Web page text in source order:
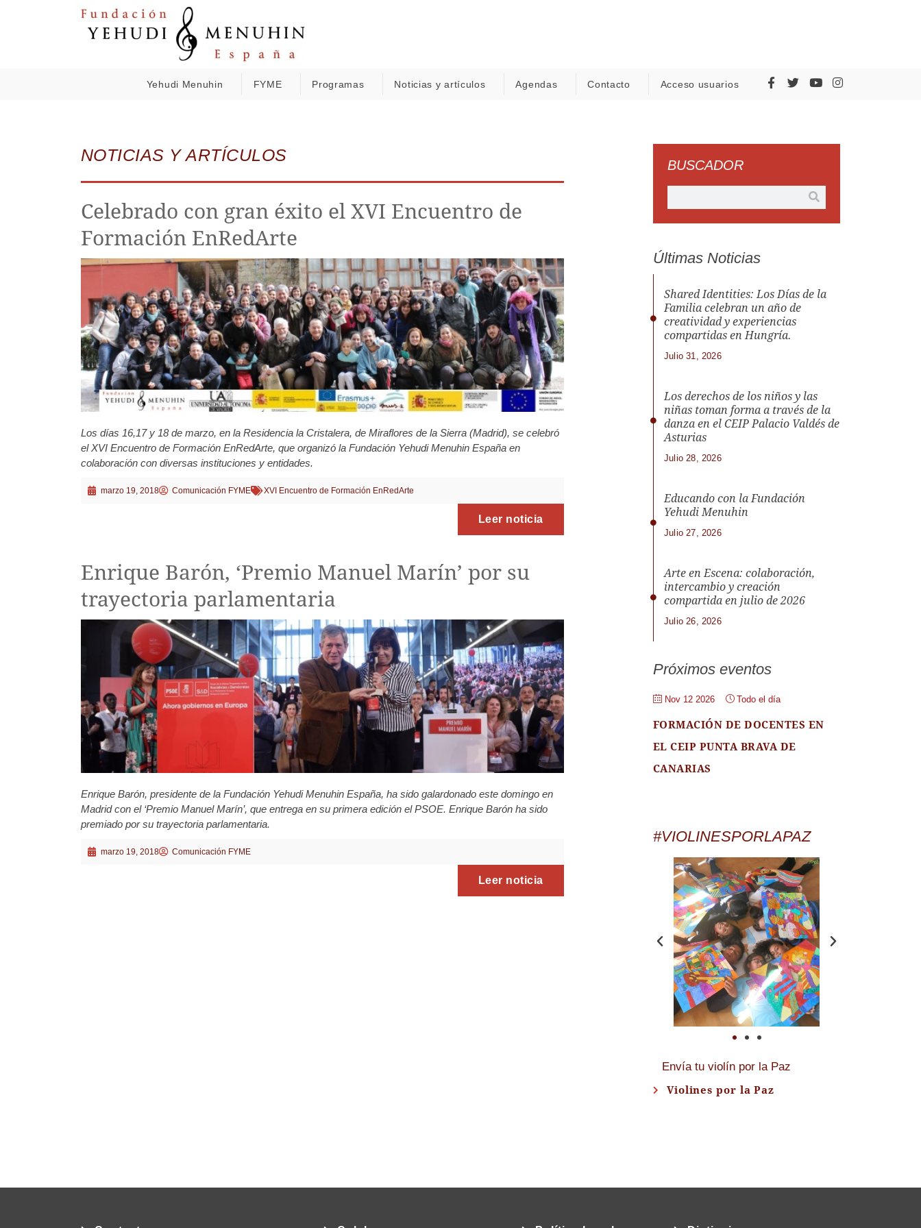
Yehudi Menuhin FYME Programas Noticias y artículos Agendas Contacto Acceso usuarios
NOTICIAS Y ARTÍCULOS
Celebrado con gran éxito el XVI Encuentro de
Formación EnRedArte
Los días 16,17 y 18 de marzo, en la Residencia la Cristalera, de Miraflores de la Sierra (Madrid), se celebró
el XVI Encuentro de Formación EnRedArte, que organizó la Fundación Yehudi Menuhin España en
colaboración con diversas instituciones y entidades.
marzo 19, 2018 Comunicación FYME XVI Encuentro de Formación EnRedArte
Leer noticia
Enrique Barón, ‘Premio Manuel Marín’ por su
trayectoria parlamentaria
Enrique Barón, presidente de la Fundación Yehudi Menuhin España, ha sido galardonado este domingo en
Madrid con el ‘Premio Manuel Marín’, que entrega en su primera edición el PSOE. Enrique Barón ha sido
premiado por su trayectoria parlamentaria.
marzo 19, 2018 Comunicación FYME
Leer noticia
BUSCADOR
Últimas Noticias
Shared Identities: Los Días de la
Familia celebran un año de
creatividad y experiencias
compartidas en Hungría.
Julio 31, 2026
Los derechos de los niños y las
niñas toman forma a través de la
danza en el CEIP Palacio Valdés de
Asturias
Julio 28, 2026
Educando con la Fundación
Yehudi Menuhin
Julio 27, 2026
Arte en Escena: colaboración,
intercambio y creación
compartida en julio de 2026
Julio 26, 2026
Próximos eventos
Nov 12 2026 Todo el día
FORMACIÓN DE DOCENTES EN
EL CEIP PUNTA BRAVA DE
CANARIAS
#VIOLINESPORLAPAZ
Envía tu violín por la Paz
Violines por la Paz